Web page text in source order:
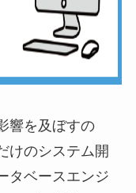
響を及ぼすの
けのシステム開
タベースエンジ